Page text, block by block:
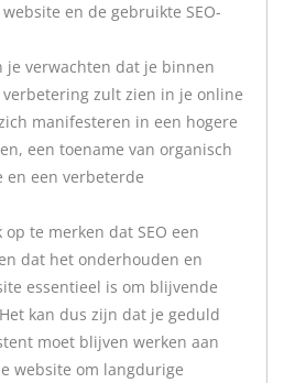
en de gebruikte SEO-
je verwachten dat je binnen
zult zien in je online
manifesteren in een hogere
een toename van organisch
en een verbeterde
te merken dat SEO een
dat het onderhouden en
essentieel is om blijvende
kan dus zijn dat je geduld
moet blijven werken aan
website om langdurige